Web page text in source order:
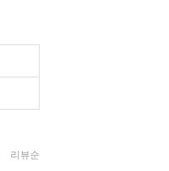
리뷰순